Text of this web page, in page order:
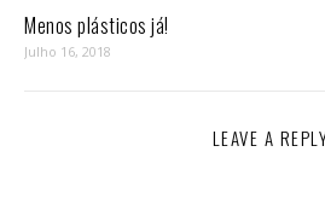
Menos plásticos já!
Julho 16, 2018
LEAVE A